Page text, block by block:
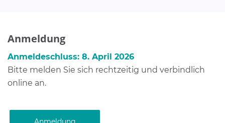
Anmeldung
Anmeldeschluss: 8. April 2026
Bitte melden Sie sich rechtzeitig und verbindlich
online an.